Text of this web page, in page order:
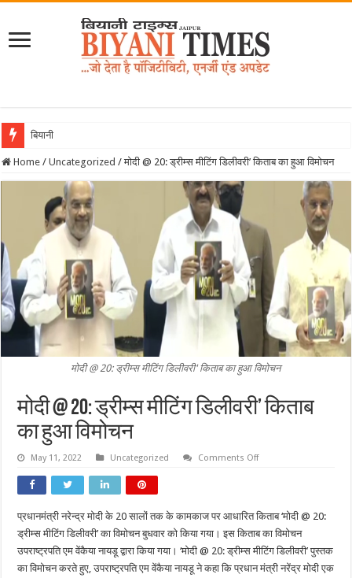
बियानी गर्ल्स कॉलेज
Home / Uncategorized / मोदी @ 20: ड्रीम्स मीटिंग डिलीवरी’ किताब का हुआ विमोचन
मोदी @ 20: ड्रीम्स मीटिंग डिलीवरी' किताब का हुआ विमोचन
मोदी @ 20: ड्रीम्स मीटिंग डिलीवरी’ किताब
का हुआ विमोचन
May 11, 2022 Uncategorized Comments Offon
मीटिंग
डिलीवरी’
किताब
का
हुआ
प्रधानमंत्री नरेन्द्र मोदी के 20 सालों तक के कामकाज पर आधारित किताब ‘मोदी @ 20:
ड्रीम्स मीटिंग डिलीवरी’ का विमोचन बुधवार को किया गया। इस किताब का विमोचन
उपराष्ट्रपति एम वेंकैया नायडू द्वारा किया गया। ‘मोदी @ 20: ड्रीम्स मीटिंग डिलीवरी’ पुस्तक
का विमोचन करते हुए, उपराष्ट्रपति एम वेंकैया नायडू ने कहा कि प्रधान मंत्री नरेंद्र मोदी एक